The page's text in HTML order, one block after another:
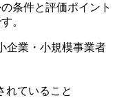
条件と評価ポイント
。
企業・小規模事業者
れていること